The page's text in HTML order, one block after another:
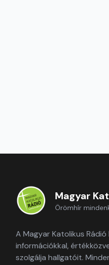
Magyar
Örömhír
A Magyar Katolikus
információkkal,
szolgálja hallgatóit.